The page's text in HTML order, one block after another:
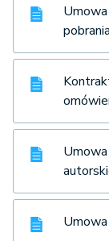
pobrania